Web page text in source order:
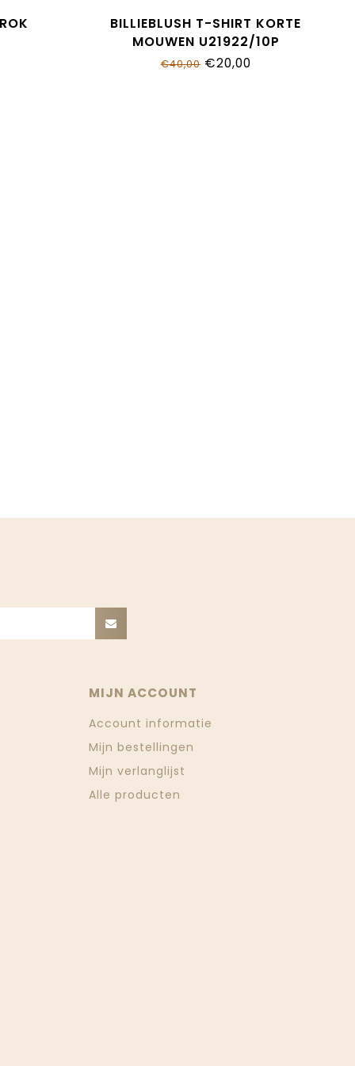
BILLIEBLUSH T-SHIRT KORTE
MOUWEN U21922/10P
€40,00€20,00
MIJN ACCOUNT
Account informatie
Mijn bestellingen
Mijn verlanglijst
Alle producten